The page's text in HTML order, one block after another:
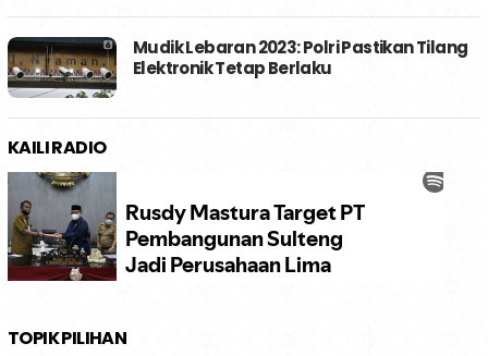
Mudik Lebaran 2023: Polri Pastikan Tilang
Elektronik Tetap Berlaku
KAILI RADIO
TOPIK PILIHAN